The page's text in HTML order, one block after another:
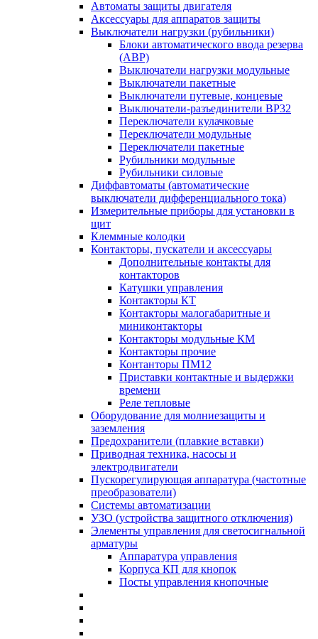
Автоматы защиты двигателя
Аксессуары для аппаратов защиты
Выключатели нагрузки (рубильники)
Блоки автоматического ввода резерва
(АВР)
Выключатели нагрузки модульные
Выключатели пакетные
Выключатели путевые, концевые
Выключатели-разъединители ВР32
Переключатели кулачковые
Переключатели модульные
Переключатели пакетные
Рубильники модульные
Рубильники силовые
Диффавтоматы (автоматические
выключатели дифференциального тока)
Измерительные приборы для установки в
щит
Клеммные колодки
Контакторы, пускатели и аксессуары
Дополнительные контакты для
контакторов
Катушки управления
Контакторы КТ
Контакторы малогабаритные и
миниконтакторы
Контакторы модульные КМ
Контакторы прочие
Контанторы ПМ12
Приставки контактные и выдержки
времени
Реле тепловые
Оборудование для молниезащиты и
заземления
Предохранители (плавкие вставки)
Приводная техника, насосы и
электродвигатели
Пускорегулирующая аппаратура (частотные
преобразователи)
Системы автоматизации
УЗО (устройства защитного отключения)
Элементы управления для светосигнальной
арматуры
Аппаратура управления
Корпуса КП для кнопок
Посты управления кнопочные